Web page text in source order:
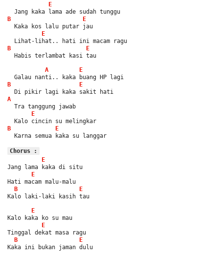
E
  Jang kaka lama ade sudah tunggu
B
E
  Kaka kos lalu putar jau
E
  Lihat-lihat.. hati ini macam ragu
B
E
  Habis terlambat kasi tau
A
E
  Galau nanti.. kaka buang HP lagi
B
E
  Di pikir lagi kaka sakit hati
A
  Tra tanggung jawab
E
  Kalo cincin su melingkar
B
E
  Karna semua kaka su langgar
Chorus :
E
Jang lama kaka di situ
E
Hati macam malu-malu
B
E
Kalo laki-laki kasih tau
E
Kalo kaka ko su mau
E
Tinggal dekat masa ragu
B
E
Kaka ini bukan jaman dulu